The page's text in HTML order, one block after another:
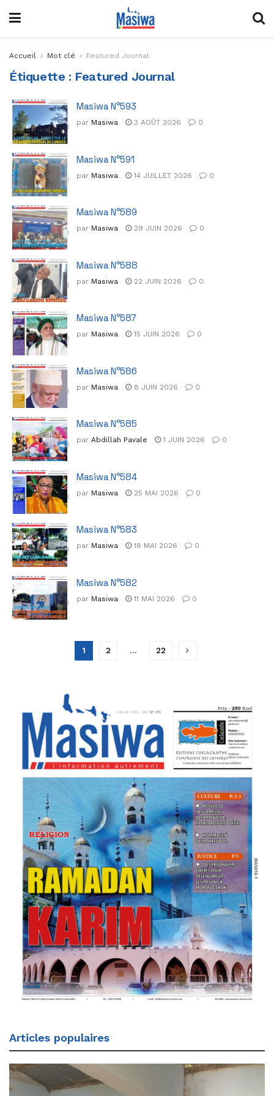
Accueil Mot clé Featured Journal
Étiquette : Featured Journal
Masiwa N°593
par Masiwa 3 AOÛT 2026 0
Masiwa N°591
par Masiwa 14 JUILLET 2026 0
Masiwa N°589
par Masiwa 29 JUIN 2026 0
Masiwa N°588
par Masiwa 22 JUIN 2026 0
Masiwa N°587
par Masiwa 15 JUIN 2026 0
Masiwa N°586
par Masiwa 8 JUIN 2026 0
Masiwa N°585
par Abdillah Pavale 1 JUIN 2026 0
Masiwa N°584
par Masiwa 25 MAI 2026 0
Masiwa N°583
par Masiwa 18 MAI 2026 0
Masiwa N°582
par Masiwa 11 MAI 2026 0
1 2 … 22
Articles populaires